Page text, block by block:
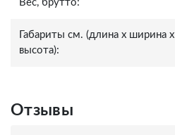
Вес, брутто:
Габариты см. (длина x ширина x
высота):
Отзывы